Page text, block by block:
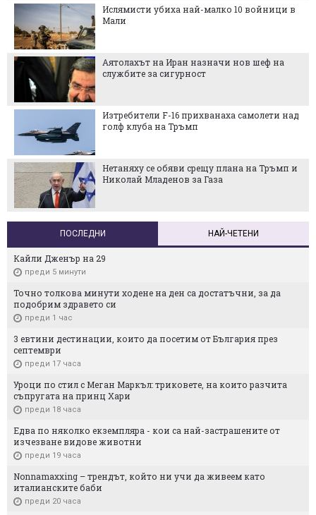
Ислямисти убиха най-малко 10 войници в
Мали
Аятолахът на Иран назначи нов шеф на
службите за сигурност
Изтребители F-16 прихванаха самолети над
голф клуба на Тръмп
Нетаняху се обяви срещу плана на Тръмп и
Николай Младенов за Газа
ПОСЛЕДНИ НАЙ-ЧЕТЕНИ
Кайли Дженър на 29
преди 5 минути
Точно толкова минути ходене на ден са достатъчни, за да
подобрим здравето си
преди 1 час
3 евтини дестинации, които да посетим от България през
септември
преди 17 часа
Уроци по стил с Меган Маркъл: триковете, на които разчита
съпругата на принц Хари
преди 18 часа
Едва по няколко екземпляра - кои са най-застрашените от
изчезване видове животни
преди 19 часа
Nonnamaxxing – трендът, който ни учи да живеем като
италианските баби
преди 20 часа